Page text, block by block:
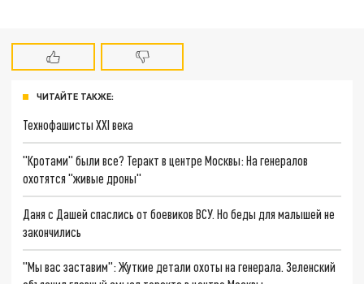
ЧИТАЙТЕ ТАКЖЕ:
Технофашисты XXI века
"Кротами" были все? Теракт в центре Москвы: На генералов
охотятся "живые дроны"
Даня с Дашей спаслись от боевиков ВСУ. Но беды для малышей не
закончились
"Мы вас заставим": Жуткие детали охоты на генерала. Зеленский